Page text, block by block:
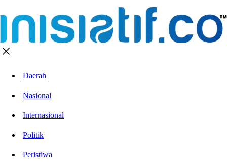
Daerah
Nasional
Internasional
Politik
Peristiwa